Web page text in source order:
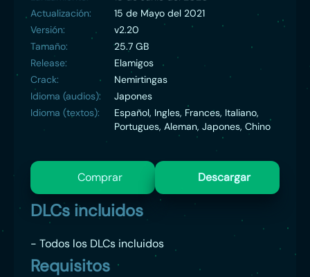
Actualización:
15 de Mayo del 2021
Versión:
v2.20
Tamaño:
25.7 GB
Release:
Elamigos
Crack:
Nemirtingas
Idioma (audios):
Japones
Idioma (textos):
Español, Ingles, Frances, Italiano,
Portugues, Aleman, Japones, Chino
Comprar Descargar
DLCs incluidos
- Todos los DLCs incluidos
Requisitos